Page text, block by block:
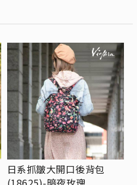
日系抓皺大開口後背包